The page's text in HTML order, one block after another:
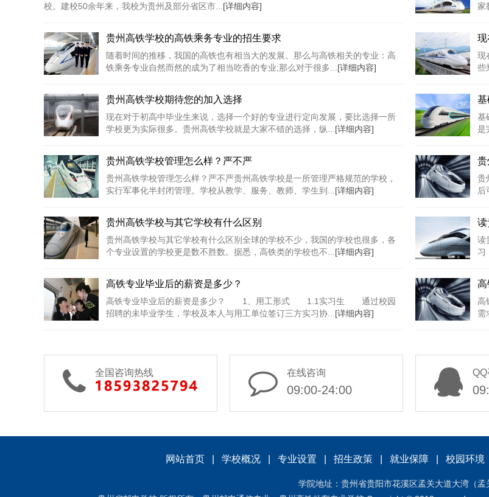
校。建校50余年来，我校为贵州及部分省区市... [详细内容]
家
贵州高铁学校的高铁乘务专业的招生要求
随着时间的推移，我国的高铁也有相当大的发展。那么与高铁相关的专业：高
铁乘务专业自然而然的成为了相当吃香的专业;那么对于很多... [详细内容]
现
现
些
贵州高铁学校期待您的加入选择
现在对于初高中毕业生来说，选择一个好的专业进行定向发展，要比选择一所
学校更为实际很多。贵州高铁学校就是大家不错的选择，纵... [详细内容]
基
基
是
贵州高铁学校管理怎么样？严不严
贵州高铁学校管理怎么样？严不严贵州高铁学校是一所管理严格规范的学校，
实行军事化半封闭管理。学校从教学、服务、教师、学生到... [详细内容]
贵
贵
后
贵州高铁学校与其它学校有什么区别
贵州高铁学校与其它学校有什么区别全球的学校不少，我国的学校也很多，各
个专业设置的学校更是数不胜数。据悉，高铁类的学校也不... [详细内容]
读
读
习
高铁专业毕业后的薪资是多少？
高铁专业毕业后的薪资是多少？ 1、用工形式 1.1实习生 通过校园
招聘的未毕业学生，学校及本人与用工单位签订三方实习协... [详细内容]
高
高
需
全国咨询热线 在线咨询
09:00-24:00
网站首页 学校概况 专业设置 招生政策 就业保障 校园环境
学院地址：贵州省贵阳市花溪区孟关大道大湾（孟